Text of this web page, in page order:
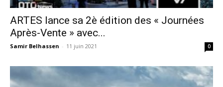
ARTES lance sa 2è édition des « Journées
Après-Vente » avec...
Samir Belhassen - 11 juin 2021 0